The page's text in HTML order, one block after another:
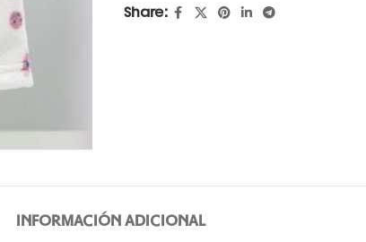
Share:
INFORMACIÓN ADICIONAL